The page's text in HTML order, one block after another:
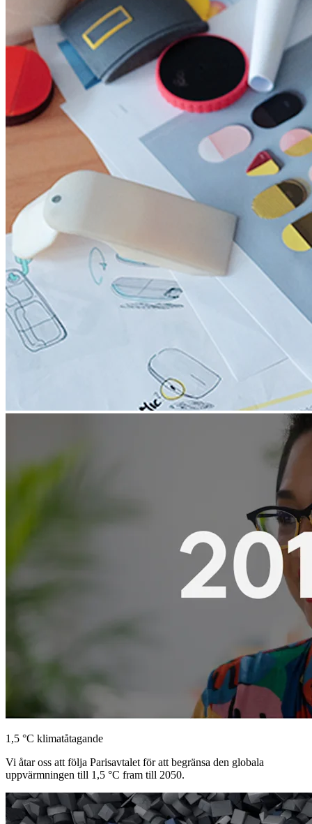
1,5 °C klimatåtagande
Vi åtar oss att följa Parisavtalet för att begränsa den globala
uppvärmningen till 1,5 °C fram till 2050.